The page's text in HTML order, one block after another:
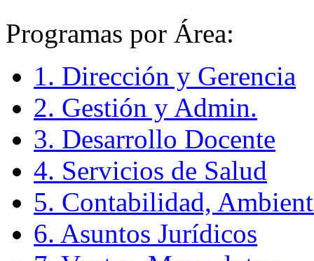
Programas por Área:
1. Dirección y Gerencia
2. Gestión y Admin.
3. Desarrollo Docente
4. Servicios de Salud
5. Contabilidad,
6. Asuntos Jurídicos